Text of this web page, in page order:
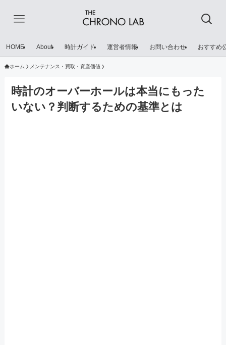
HOME About 時計ガイド 運営者情報 お問い合わせ おすすめ
ホーム メンテナンス・買取・資産価値
時計のオーバーホールは本当にもった
いない？判断するための基準とは